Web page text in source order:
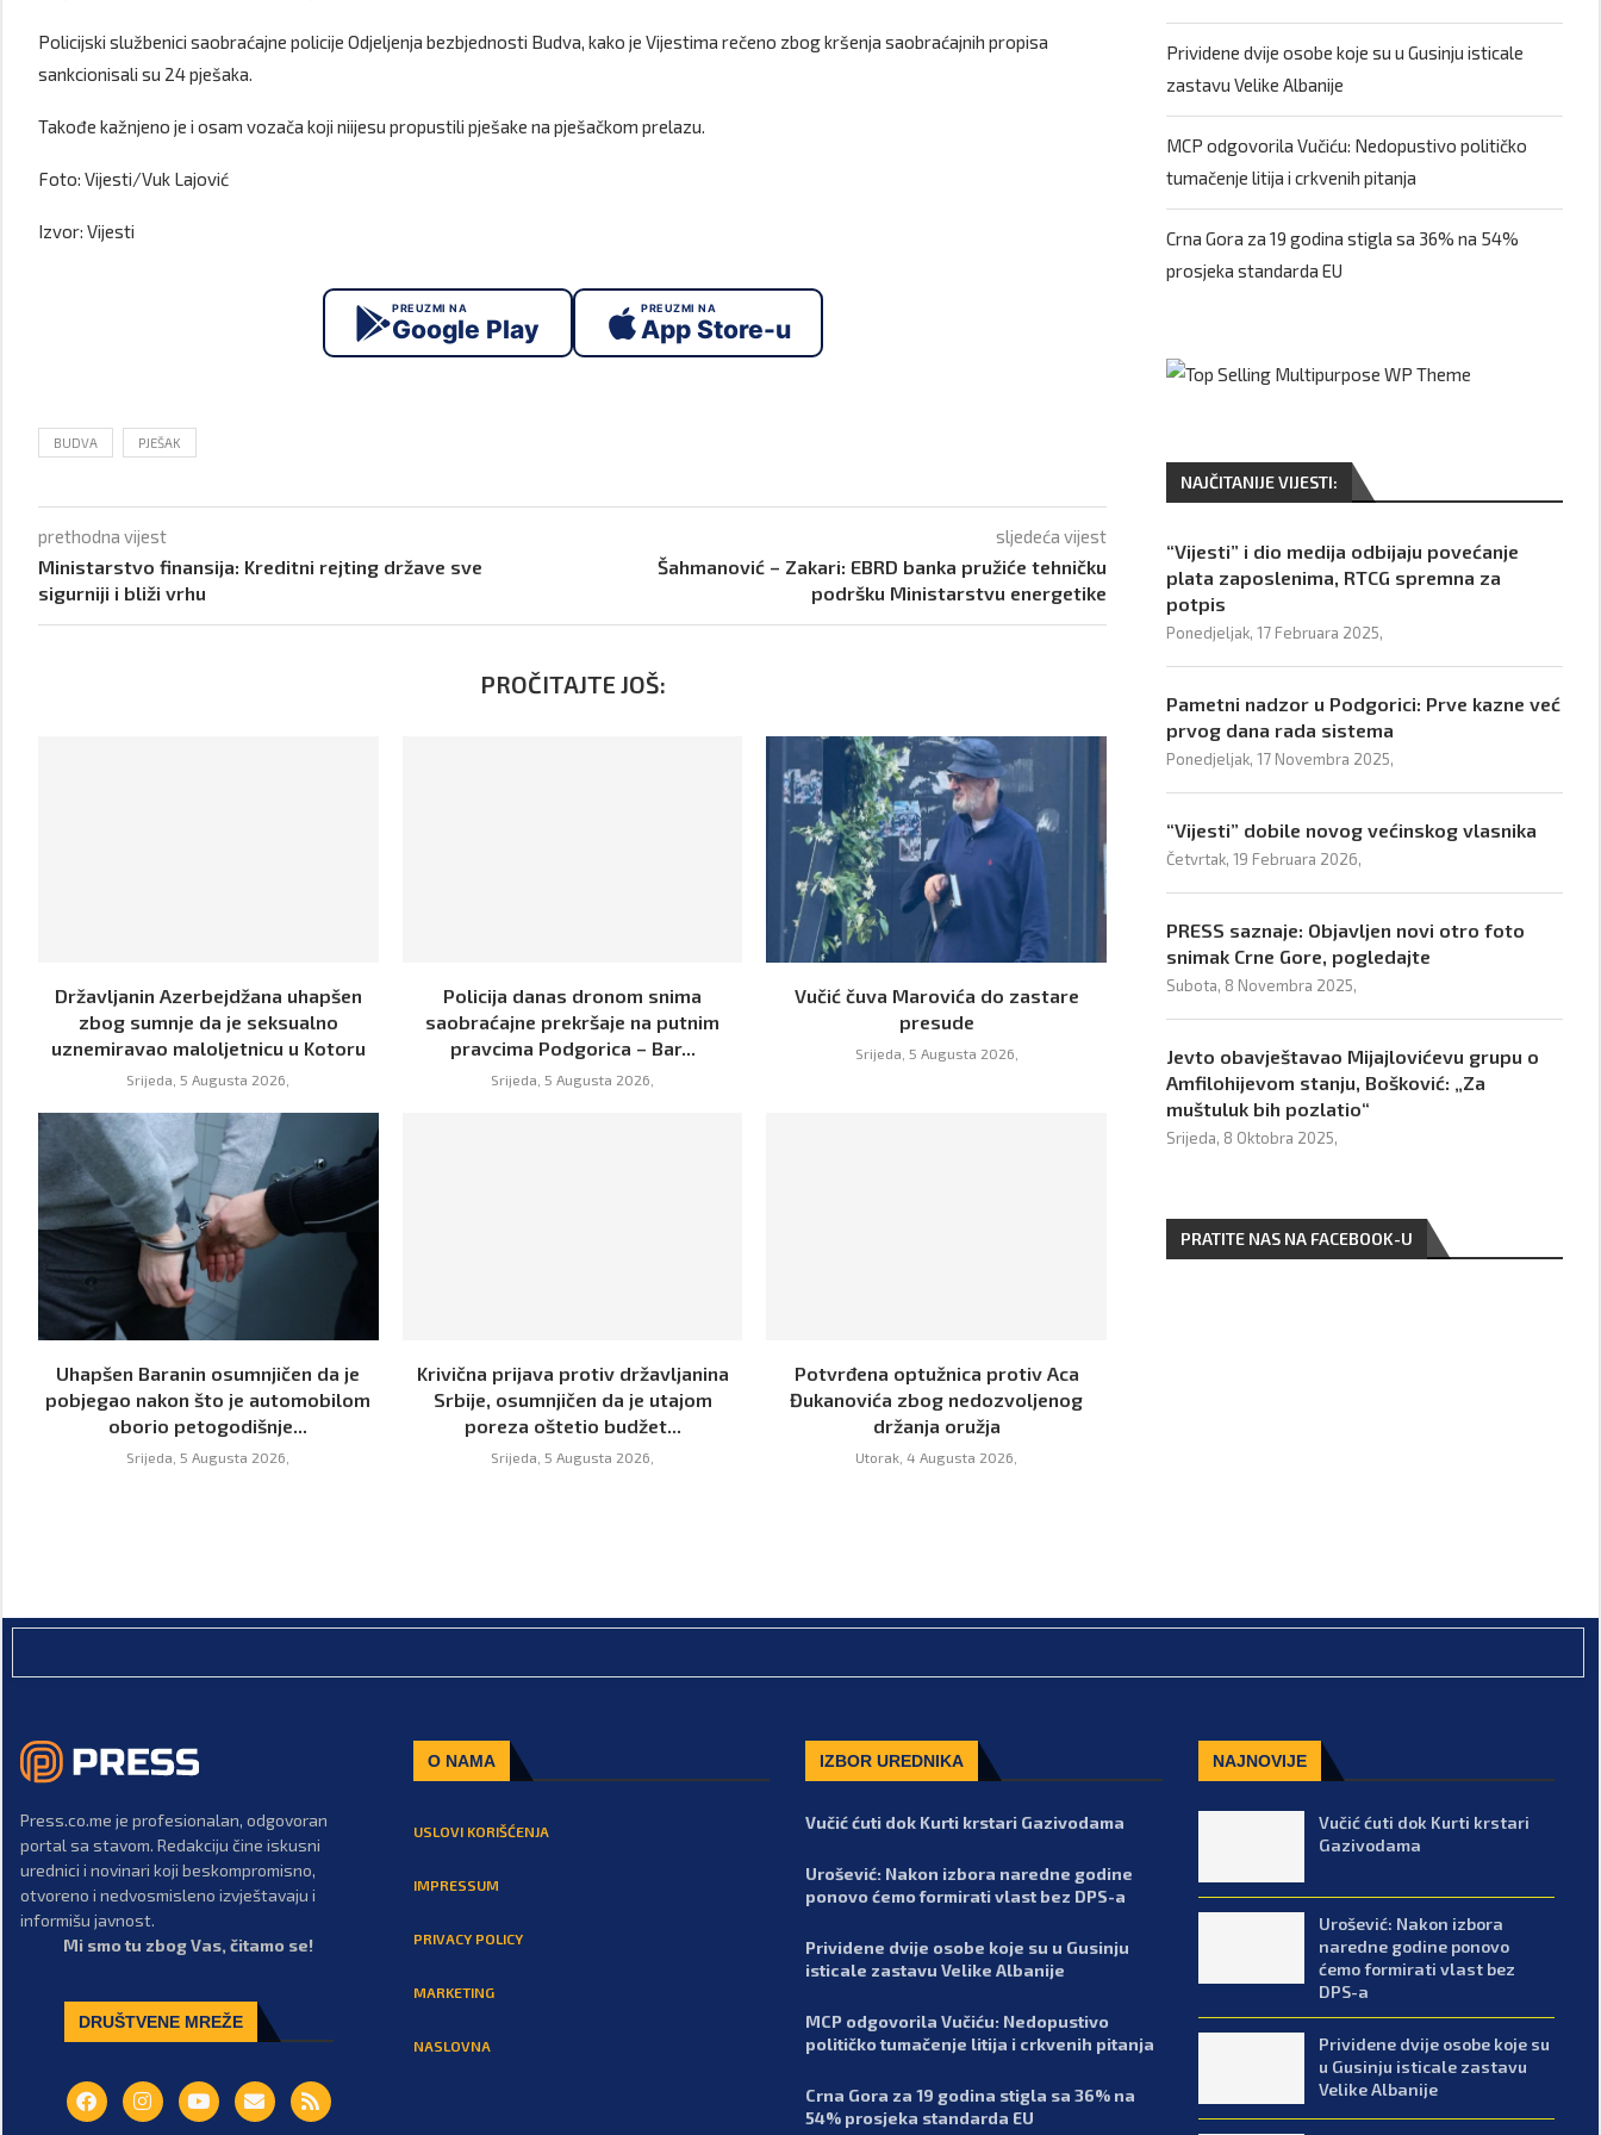
Policijski službenici saobraćajne policije Odjeljenja bezbjednosti Budva, kako je Vijestima rečeno zbog kršenja saobraćajnih propisa
sankcionisali su 24 pješaka.
Takođe kažnjeno je i osam vozača koji niijesu propustili pješake na pješačkom prelazu.
Foto: Vijesti/Vuk Lajović
Izvor: Vijesti
PREUZMI NA
Google Play
PREUZMI NA
App Store-u
BUDVA PJEŠAK
prethodna vijest
Ministarstvo finansija: Kreditni rejting države sve
sigurniji i bliži vrhu
sljedeća vijest
Šahmanović – Zakari: EBRD banka pružiće tehničku
podršku Ministarstvu energetike
PROČITAJTE JOŠ:
Državljanin Azerbejdžana uhapšen
zbog sumnje da je seksualno
uznemiravao maloljetnicu u Kotoru
Srijeda, 5 Augusta 2026,
Policija danas dronom snima
saobraćajne prekršaje na putnim
pravcima Podgorica – Bar...
Srijeda, 5 Augusta 2026,
Vučić čuva Marovića do zastare
presude
Srijeda, 5 Augusta 2026,
Uhapšen Baranin osumnjičen da je
pobjegao nakon što je automobilom
oborio petogodišnje...
Srijeda, 5 Augusta 2026,
Krivična prijava protiv državljanina
Srbije, osumnjičen da je utajom
poreza oštetio budžet...
Srijeda, 5 Augusta 2026,
Potvrđena optužnica protiv Aca
Đukanovića zbog nedozvoljenog
držanja oružja
Utorak, 4 Augusta 2026,
Prividene dvije osobe koje su u Gusinju isticale
zastavu Velike Albanije
MCP odgovorila Vučiću: Nedopustivo političko
tumačenje litija i crkvenih pitanja
Crna Gora za 19 godina stigla sa 36% na 54%
prosjeka standarda EU
NAJČITANIJE VIJESTI:
“Vijesti” i dio medija odbijaju povećanje
plata zaposlenima, RTCG spremna za
potpis
Ponedjeljak, 17 Februara 2025,
Pametni nadzor u Podgorici: Prve kazne već
prvog dana rada sistema
Ponedjeljak, 17 Novembra 2025,
“Vijesti” dobile novog većinskog vlasnika
Četvrtak, 19 Februara 2026,
PRESS saznaje: Objavljen novi otro foto
snimak Crne Gore, pogledajte
Subota, 8 Novembra 2025,
Jevto obavještavao Mijajlovićevu grupu o
Amfilohijevom stanju, Bošković: „Za
muštuluk bih pozlatio“
Srijeda, 8 Oktobra 2025,
PRATITE NAS NA FACEBOOK-U
Press.co.me je profesionalan, odgovoran
portal sa stavom. Redakciju čine iskusni
urednici i novinari koji beskompromisno,
otvoreno i nedvosmisleno izvještavaju i
informišu javnost.
Mi smo tu zbog Vas, čitamo se!
DRUŠTVENE MREŽE
O NAMA
USLOVI KORIŠĆENJA
IMPRESSUM
PRIVACY POLICY
MARKETING
NASLOVNA
IZBOR UREDNIKA
Vučić ćuti dok Kurti krstari Gazivodama
Urošević: Nakon izbora naredne godine
ponovo ćemo formirati vlast bez DPS-a
Prividene dvije osobe koje su u Gusinju
isticale zastavu Velike Albanije
MCP odgovorila Vučiću: Nedopustivo
političko tumačenje litija i crkvenih pitanja
Crna Gora za 19 godina stigla sa 36% na
54% prosjeka standarda EU
NAJNOVIJE
Vučić ćuti dok Kurti krstari
Gazivodama
Urošević: Nakon izbora
naredne godine ponovo
ćemo formirati vlast bez
DPS-a
Prividene dvije osobe koje su
u Gusinju isticale zastavu
Velike Albanije